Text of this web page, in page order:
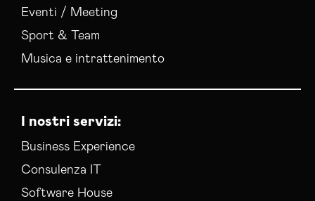
Eventi / Meeting
Sport & Team
Musica e intrattenimento
I nostri servizi:
Business Experience
Consulenza IT
Software House